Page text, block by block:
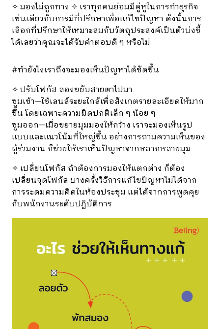
✧ มองไม่ถูกทาง ✧ เราทุกคนย่อมมีคู่หูในการทำธุรกิจ
เช่นเดียวกับการมีที่ปรึกษาเพื่อแก้ไขปัญหา ดังนั้นการ
เลือกที่ปรึกษาให้เหมาะสมกับวัตถุประสงค์เป็นตัวบ่งชี้
ได้เลยว่าคุณจะได้รับคำตอบดี ๆ หรือไม่
#ทำยังไงเราถึงจะมองเห็นปัญหาได้ชัดขึ้น
✧ ปรับโฟกัส ลองขยับสายตาไปมา
ซูมเข้า—ใช้เลนส์ระยะใกล้เพื่อสังเกตรายละเอียดให้มาก
ขึ้น โดยเฉพาะความผิดปกติเล็ก ๆ น้อย ๆ
ซูมออก—เมื่อขยายมุมมองให้กว้าง เราจะมองเห็นรูป
แบบและแนวโน้มที่ใหญ่ขึ้น อย่างการถามความเห็นของ
ผู้ร่วมงาน ก็ข่วยให้เราเห็นปัญหาจากหลากหลายมุม
✧ เปลี่ยนโฟกัส ถ้าต้องการมองให้แตกต่าง ก็ต้อง
เปลี่ยนจุดโฟกัส บางครั้งวิธีการแก้ไขปัญหาไม่ได้จาก
การระดมความคิดในห้องประชุม แต่ได้จากการพูดคุย
กับพนักงานระดับปฏิบัติการ